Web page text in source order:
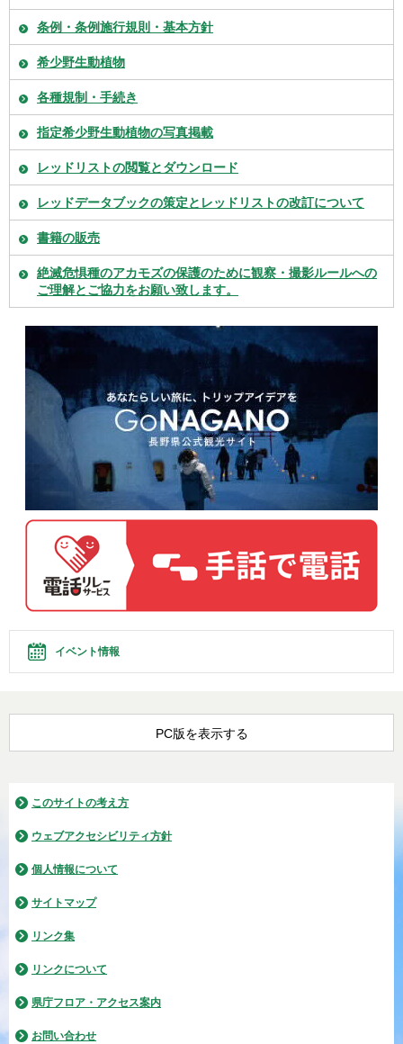
条例・条例施行規則・基本方針
希少野生動植物
各種規制・手続き
指定希少野生動植物の写真掲載
レッドリストの閲覧とダウンロード
レッドデータブックの策定とレッドリストの改訂について
書籍の販売
絶滅危惧種のアカモズの保護のために観察・撮影ルールへの
ご理解とご協力をお願い致します。
イベント情報
PC版を表示する
このサイトの考え方
ウェブアクセシビリティ方針
個人情報について
サイトマップ
リンク集
リンクについて
県庁フロア・アクセス案内
お問い合わせ